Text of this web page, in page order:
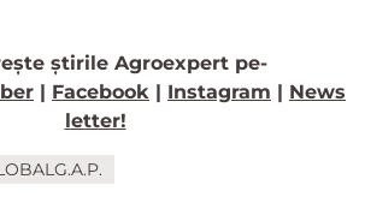
știrile Agroexpert pe-
Facebook Instagram
News
letter!